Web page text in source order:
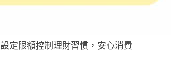
設定限額控制理財習慣， 安心消費